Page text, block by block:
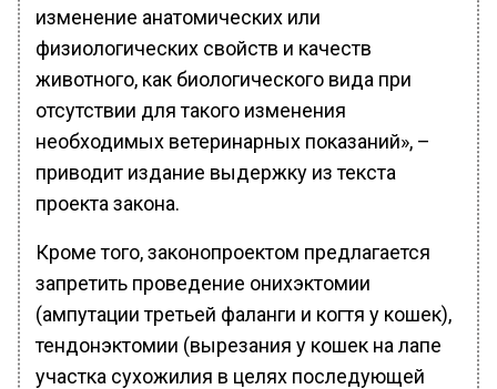
изменение анатомических или
физиологических свойств и качеств
животного, как биологического вида при
отсутствии для такого изменения
необходимых ветеринарных показаний», –
приводит издание выдержку из текста
проекта закона.
Кроме того, законопроектом предлагается
запретить проведение онихэктомии
(ампутации третьей фаланги и когтя у кошек),
тендонэктомии (вырезания у кошек на лапе
участка сухожилия в целях последующей